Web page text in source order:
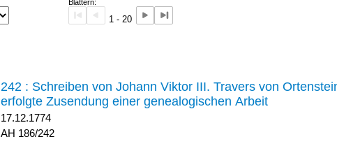
Blättern:
1 - 20
242 : Schreiben von Johann Viktor III. Travers von
erfolgte Zusendung einer genealogischen Arbeit
17.12.1774
186/242